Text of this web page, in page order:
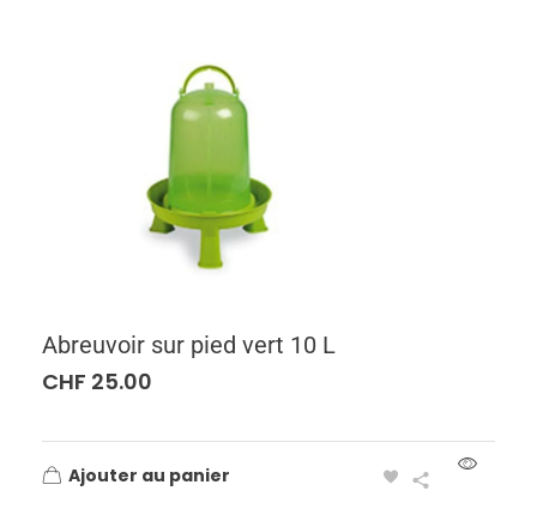
Abreuvoir sur pied vert 10 L
CHF 25.00
Ajouter au panier